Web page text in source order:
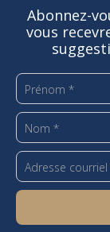
Abonnez-
vous